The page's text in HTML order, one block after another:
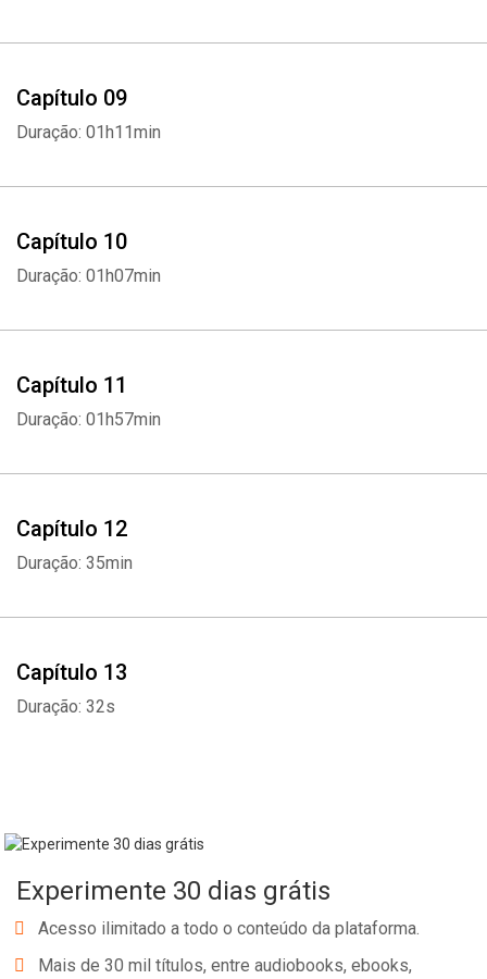
Capítulo 09
Duração: 01h11min
Capítulo 10
Duração: 01h07min
Capítulo 11
Duração: 01h57min
Capítulo 12
Duração: 35min
Capítulo 13
Duração: 32s
Experimente 30 dias grátis
Acesso ilimitado a todo o conteúdo da plataforma.
Mais de 30 mil títulos, entre audiobooks, ebooks,
Whatsapp Facebook Twitter E-mail